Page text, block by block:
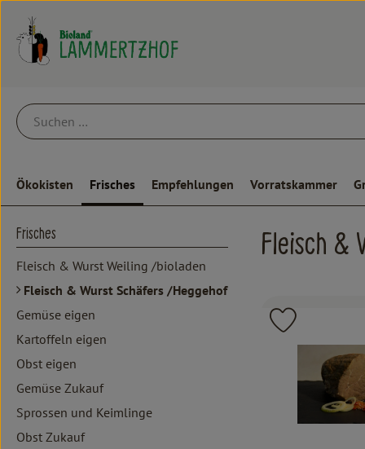
Ökokisten Frisches Empfehlungen Vorratskammer
Frisches
Fleisch & Wurst Weiling /bioladen
Fleisch & Wurst Schäfers /Heggehof
Gemüse eigen
Kartoffeln eigen
Obst eigen
Gemüse Zukauf
Sprossen und Keimlinge
Obst Zukauf
Fleisch &
Produkt